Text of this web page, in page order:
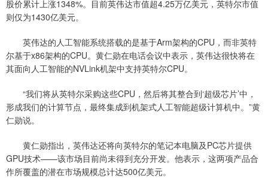
股价累计上涨1348%。目前英伟达市值超4.25万亿美元，英特尔市值
则仅为1430亿美元。
英伟达的人工智能系统搭载的是基于Arm架构的CPU，而非英特
尔基于x86架构的CPU。黄仁勋在电话会议中表示，英伟达很快将在
其面向人工智能的NVLink机架中支持英特尔CPU。
“我们将从英特尔采购这些CPU，然后将其整合到‘超级芯片’中，
形成我们的计算节点，最终集成到机架式人工智能超级计算机中。”黄
仁勋说。
黄仁勋指出，英伟达还将向英特尔的笔记本电脑及PC芯片提供
GPU技术——该市场目前尚未得到充分开发。他表示，这两项产品合
作所覆盖的潜在市场规模总计达500亿美元。